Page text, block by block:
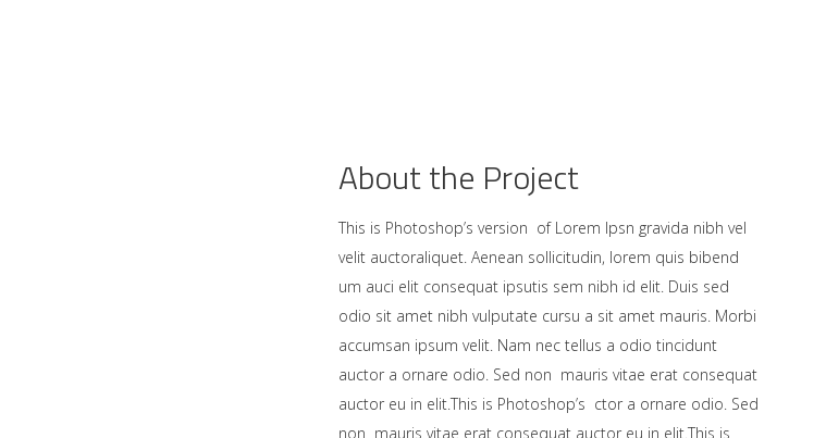
About the Project
This is Photoshop’s version of Lorem Ipsn gravida nibh vel
velit auctoraliquet. Aenean sollicitudin, lorem quis bibend
um auci elit consequat ipsutis sem nibh id elit. Duis sed
odio sit amet nibh vulputate cursu a sit amet mauris. Morbi
accumsan ipsum velit. Nam nec tellus a odio tincidunt
auctor a ornare odio. Sed non mauris vitae erat consequat
auctor eu in elit.This is Photoshop’s ctor a ornare odio. Sed
non mauris vitae erat consequat auctor eu in elit.This is